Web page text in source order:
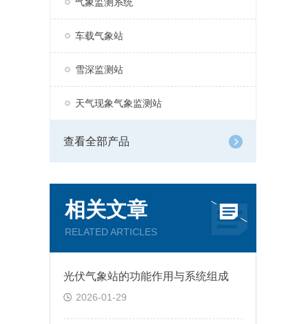
车载气象站
雪深监测站
天气现象气象监测站
查看全部产品
相关文章
RELATED ARTICLES
光伏气象站的功能作用与系统组成
2026-01-29